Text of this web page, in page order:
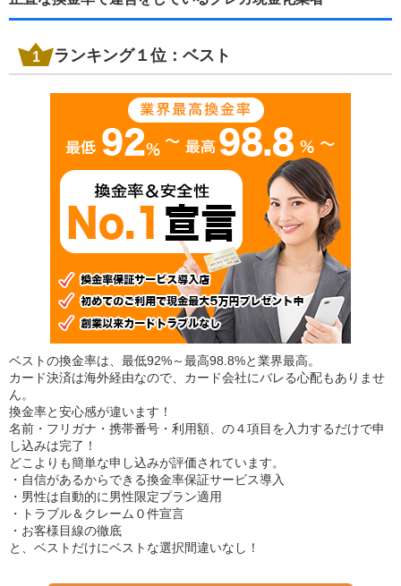
ランキング１位：ベスト
ベストの換金率は、最低92%～最高98.8%と業界最高。
カード決済は海外経由なので、カード会社にバレる心配もありませ
ん。
換金率と安心感が違います！
名前・フリガナ・携帯番号・利用額、の４項目を入力するだけで申
し込みは完了！
どこよりも簡単な申し込みが評価されています。
・自信があるからできる換金率保証サービス導入
・男性は自動的に男性限定プラン適用
・トラブル＆クレーム０件宣言
・お客様目線の徹底
と、ベストだけにベストな選択間違いなし！